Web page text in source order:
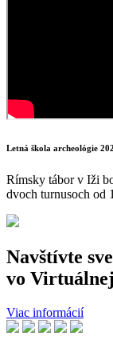
Letná škola archeológie
Rímsky tábor v Iži
dvoch turnusoch od
Navštívte
vo
Viac informácií